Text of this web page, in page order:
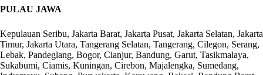
PULAU JAWA
Kepulauan Seribu, Jakarta Barat, Jakarta Pusat, Jakarta Selatan, Jakarta
Timur, Jakarta Utara, Tangerang Selatan, Tangerang, Cilegon, Serang,
Lebak, Pandeglang, Bogor, Cianjur, Bandung, Garut, Tasikmalaya,
Sukabumi, Ciamis, Kuningan, Cirebon, Majalengka, Sumedang,